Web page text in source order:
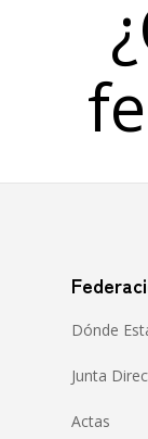
Dónde
Junta
Actas